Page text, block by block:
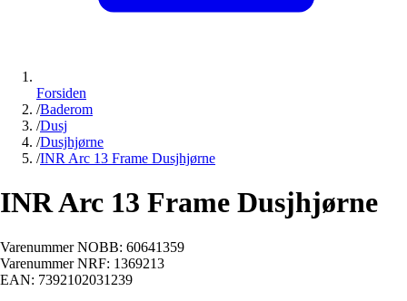
Forsiden
/Baderom
/Dusj
/Dusjhjørne
/INR Arc 13 Frame Dusjhjørne
INR Arc 13 Frame Dusjhjørne
Varenummer NOBB: 60641359
Varenummer NRF: 1369213
EAN: 7392102031239